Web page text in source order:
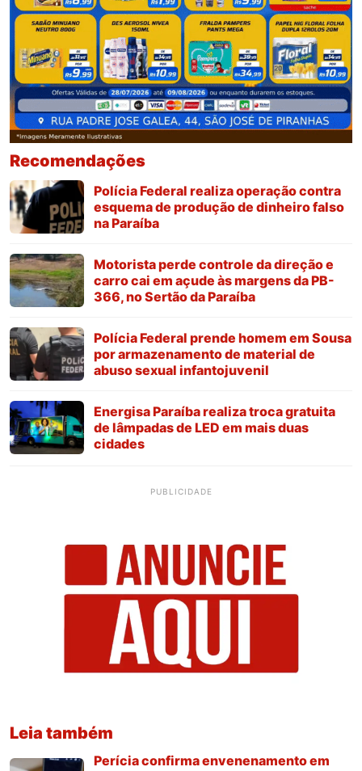
Recomendações
Polícia Federal realiza operação contra
esquema de produção de dinheiro falso
na Paraíba
Motorista perde controle da direção e
carro cai em açude às margens da PB-
366, no Sertão da Paraíba
Polícia Federal prende homem em Sousa
por armazenamento de material de
abuso sexual infantojuvenil
Energisa Paraíba realiza troca gratuita
de lâmpadas de LED em mais duas
cidades
PUBLICIDADE
Leia também
Perícia confirma envenenamento em